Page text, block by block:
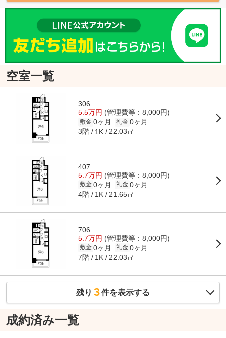
空室一覧
306
5.5万円 (管理費等：8,000円)
敷金 0ヶ月 礼金 0ヶ月
3階 1K 22.03㎡
407
5.7万円 (管理費等：8,000円)
敷金 0ヶ月 礼金 0ヶ月
4階 1K 21.65㎡
706
5.7万円 (管理費等：8,000円)
敷金 0ヶ月 礼金 0ヶ月
7階 1K 22.03㎡
残り 3件を表示する
成約済み一覧